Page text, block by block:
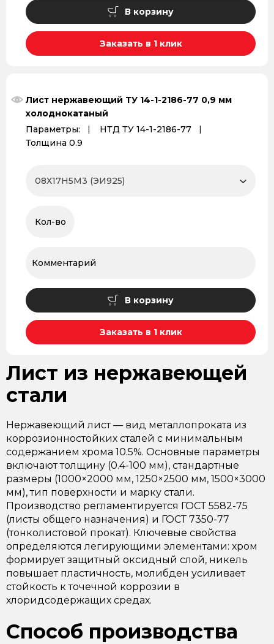
В корзину
Заказать в 1 клик
Лист нержавеющий ТУ 14-1-2186-77 0,9 мм
холоднокатаный
Параметры:
НТД ТУ 14-1-2186-77
Толщина 0.9
В корзину
Заказать в 1 клик
Лист из нержавеющей
стали
Нержавеющий лист — вид металлопроката из
коррозионностойких сталей с минимальным
содержанием хрома 10.5%. Основные параметры
включают толщину (0.4-100 мм), стандартные
размеры (1000×2000 мм, 1250×2500 мм, 1500×3000
мм), тип поверхности и марку стали.
Производство регламентируется ГОСТ 5582-75
(листы общего назначения) и ГОСТ 7350-77
(тонколистовой прокат). Ключевые свойства
определяются легирующими элементами: хром
формирует защитный оксидный слой, никель
повышает пластичность, молибден усиливает
стойкость к точечной коррозии в
хлоридсодержащих средах.
Способ производства